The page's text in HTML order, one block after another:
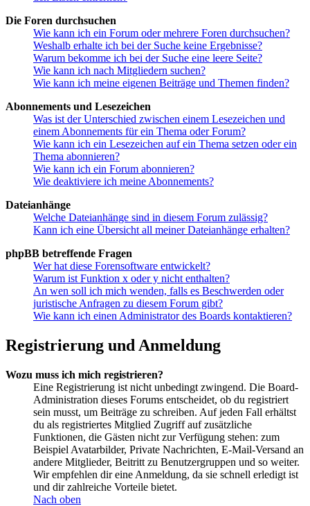
Die Foren durchsuchen
Wie kann ich ein Forum oder mehrere Foren durchsuchen?
Weshalb erhalte ich bei der Suche keine Ergebnisse?
Warum bekomme ich bei der Suche eine leere Seite?
Wie kann ich nach Mitgliedern suchen?
Wie kann ich meine eigenen Beiträge und Themen finden?
Abonnements und Lesezeichen
Was ist der Unterschied zwischen einem Lesezeichen und
einem Abonnements für ein Thema oder Forum?
Wie kann ich ein Lesezeichen auf ein Thema setzen oder ein
Thema abonnieren?
Wie kann ich ein Forum abonnieren?
Wie deaktiviere ich meine Abonnements?
Dateianhänge
Welche Dateianhänge sind in diesem Forum zulässig?
Kann ich eine Übersicht all meiner Dateianhänge erhalten?
phpBB betreffende Fragen
Wer hat diese Forensoftware entwickelt?
Warum ist Funktion x oder y nicht enthalten?
An wen soll ich mich wenden, falls es Beschwerden oder
juristische Anfragen zu diesem Forum gibt?
Wie kann ich einen Administrator des Boards kontaktieren?
Registrierung und Anmeldung
Wozu muss ich mich registrieren?
Eine Registrierung ist nicht unbedingt zwingend. Die Board-
Administration dieses Forums entscheidet, ob du registriert
sein musst, um Beiträge zu schreiben. Auf jeden Fall erhältst
du als registriertes Mitglied Zugriff auf zusätzliche
Funktionen, die Gästen nicht zur Verfügung stehen: zum
Beispiel Avatarbilder, Private Nachrichten, E-Mail-Versand an
andere Mitglieder, Beitritt zu Benutzergruppen und so weiter.
Wir empfehlen dir eine Anmeldung, da sie schnell erledigt ist
und dir zahlreiche Vorteile bietet.
Nach oben